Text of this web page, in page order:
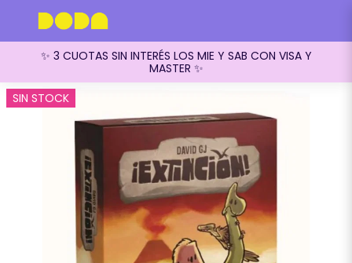
✨ 3 CUOTAS SIN INTERÉS LOS MIE Y SAB CON VISA Y
MASTER ✨
SIN STOCK